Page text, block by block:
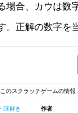
場合、カウは数
。正解の数字を
このスクラッチゲームの情報
謎解き 作者